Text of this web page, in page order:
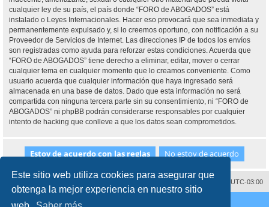
Este sitio web utiliza cookies para asegurar que
obtenga la mejor experiencia en nuestro sitio
cualquier ley de su país, el país donde “FORO de ABOGADOS” está
instalado o Leyes Internacionales. Hacer eso provocará que sea inmediata y
permanentemente expulsado y, si lo creemos oportuno, con notificación a su
Proveedor de Servicios de Internet. Las direcciones IP de todos los envíos
son registradas como ayuda para reforzar estas condiciones. Acuerda que
“FORO de ABOGADOS” tiene derecho a eliminar, editar, mover o cerrar
cualquier tema en cualquier momento que lo creamos conveniente. Como
usuario acuerda que cualquier información que haya ingresado será
almacenada en una base de datos. Dado que esta información no será
compartida con ninguna tercera parte sin su consentimiento, ni “FORO de
ABOGADOS” ni phpBB podrán considerarse responsables por cualquier
intento de hacking que conlleve a que los datos sean comprometidos.
Todos los horarios son UTC-03:00
Borrar cookies
Desarrollado por ® Forum Software © phpBB Limited